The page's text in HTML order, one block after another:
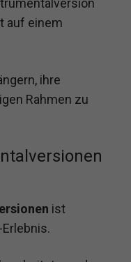
auf einem
ihre
Rahmen zu
ist